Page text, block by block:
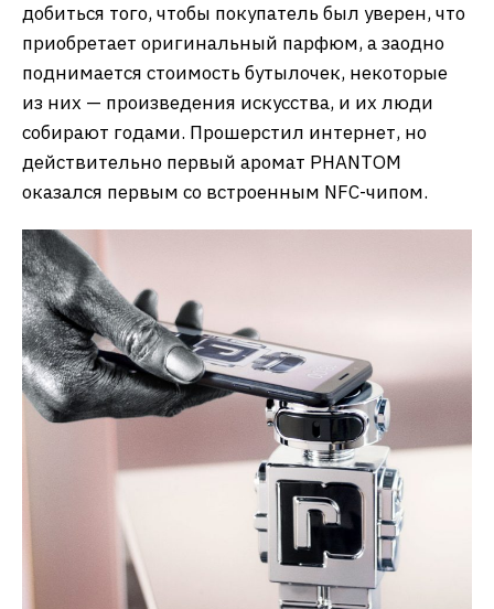
добиться того, чтобы покупатель был уверен, что
приобретает оригинальный парфюм, а заодно
поднимается стоимость бутылочек, некоторые
из них — произведения искусства, и их люди
собирают годами. Прошерстил интернет, но
действительно первый аромат PHANTOM
оказался первым со встроенным NFC-чипом.